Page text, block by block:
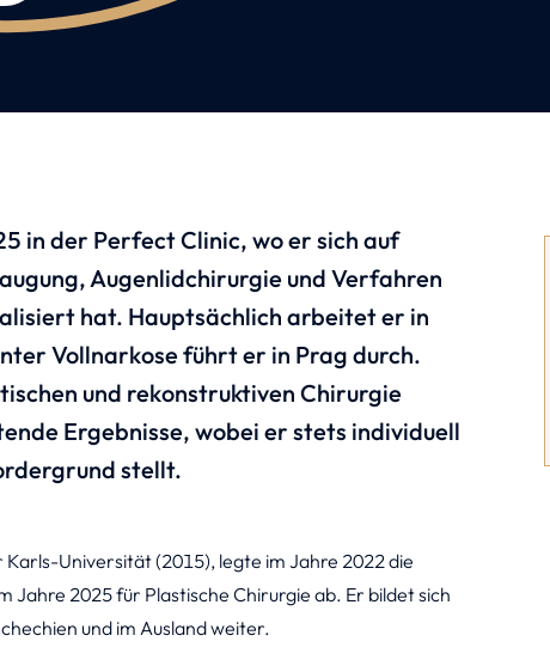
in der Perfect Clinic, wo er sich auf
Augenlidchirurgie und Verfahren
hat. Hauptsächlich arbeitet er in
Vollnarkose führt er in Prag durch.
und rekonstruktiven Chirurgie
Ergebnisse, wobei er stets individuell
stellt.
Universität (2015), legte im Jahre 2022 die
2025 für Plastische Chirurgie ab. Er bildet sich
und im Ausland weiter.